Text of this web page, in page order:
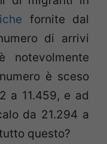
fornite dal
di arrivi
è sceso
a 11.459, e ad
da 21.294 a
questo?